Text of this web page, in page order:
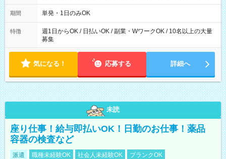
～21：00
期間 単発・1日のみOK
特徴
週1日からOK / 日払いOK / 副業・WワークOK / 10名以上の大量
募集
気になる！ 応募する 詳細へ
未読
座り仕事！給与即払いOK！日勤のお仕事！薬品
容器の検査など
派遣 職種未経験OK 社会人未経験OK
ブランクOK